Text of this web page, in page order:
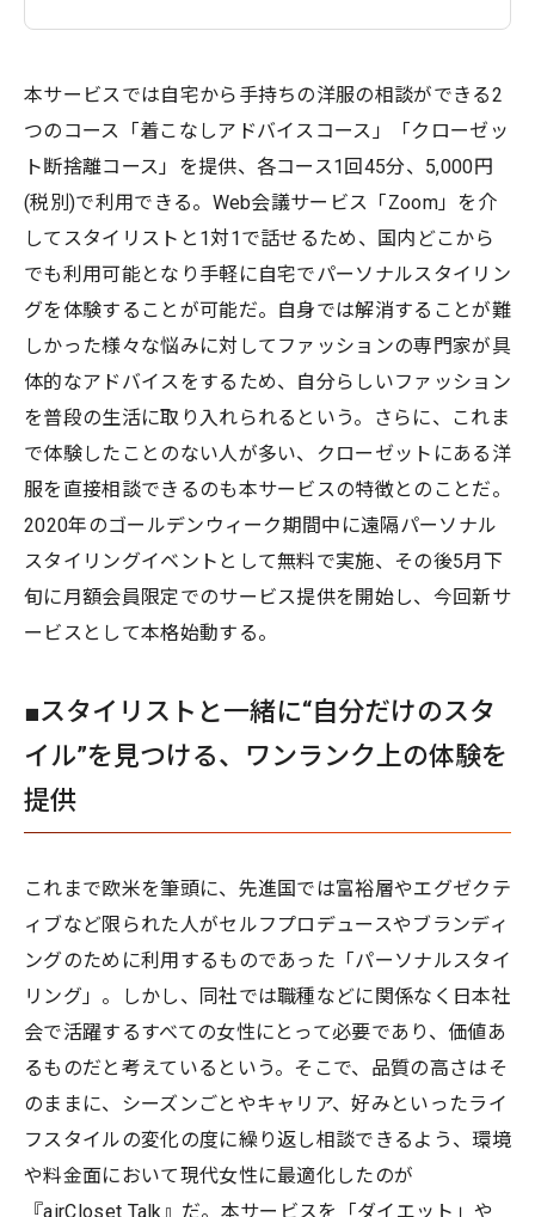
本サービスでは自宅から手持ちの洋服の相談ができる2
つのコース「着こなしアドバイスコース」「クローゼッ
ト断捨離コース」を提供、各コース1回45分、5,000円
(税別)で利用できる。Web会議サービス「Zoom」を介
してスタイリストと1対1で話せるため、国内どこから
でも利用可能となり手軽に自宅でパーソナルスタイリン
グを体験することが可能だ。自身では解消することが難
しかった様々な悩みに対してファッションの専門家が具
体的なアドバイスをするため、自分らしいファッション
を普段の生活に取り入れられるという。さらに、これま
で体験したことのない人が多い、クローゼットにある洋
服を直接相談できるのも本サービスの特徴とのことだ。
2020年のゴールデンウィーク期間中に遠隔パーソナル
スタイリングイベントとして無料で実施、その後5月下
旬に月額会員限定でのサービス提供を開始し、今回新サ
ービスとして本格始動する。
■スタイリストと一緒に“自分だけのスタ
イル”を見つける、ワンランク上の体験を
提供
これまで欧米を筆頭に、先進国では富裕層やエグゼクテ
ィブなど限られた人がセルフプロデュースやブランディ
ングのために利用するものであった「パーソナルスタイ
リング」。しかし、同社では職種などに関係なく日本社
会で活躍するすべての女性にとって必要であり、価値あ
るものだと考えているという。そこで、品質の高さはそ
のままに、シーズンごとやキャリア、好みといったライ
フスタイルの変化の度に繰り返し相談できるよう、環境
や料金面において現代女性に最適化したのが
『airCloset Talk』だ。本サービスを「ダイエット」や